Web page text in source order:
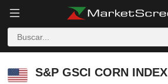
S&P GSCI CORN INDEX
S&P GSCI CORN INDEX